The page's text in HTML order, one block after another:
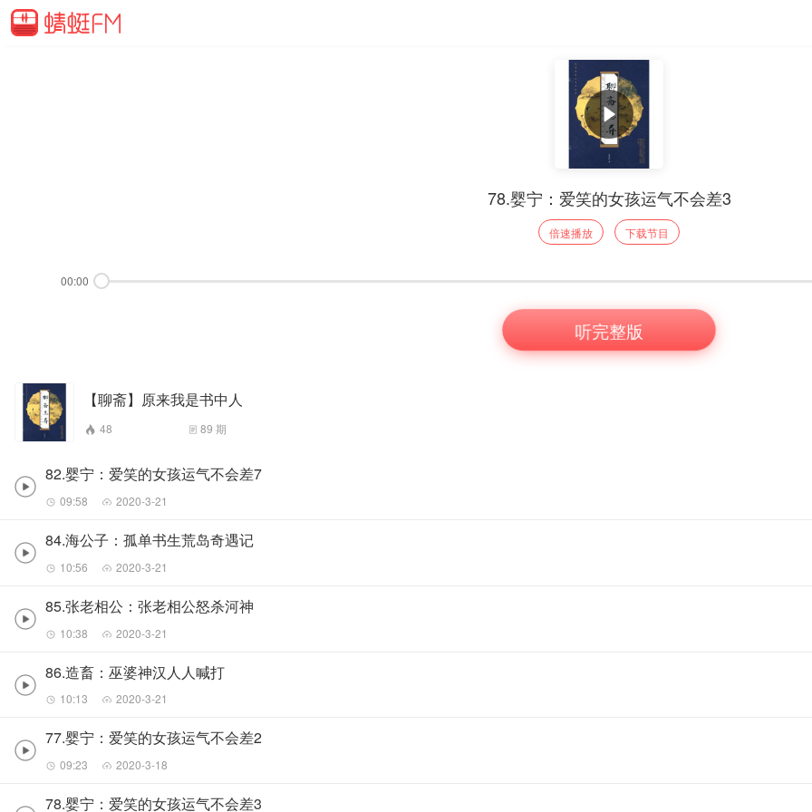
78.婴宁：爱笑的女孩运气不会差3
倍速播放 下载节目
00:00
听完整版
【聊斋】原来我是书中人
48 89 期
82.婴宁：爱笑的女孩运气不会差7
09:58 2020-3-21
84.海公子：孤单书生荒岛奇遇记
10:56 2020-3-21
85.张老相公：张老相公怒杀河神
10:38 2020-3-21
86.造畜：巫婆神汉人人喊打
10:13 2020-3-21
77.婴宁：爱笑的女孩运气不会差2
09:23 2020-3-18
78.婴宁：爱笑的女孩运气不会差3